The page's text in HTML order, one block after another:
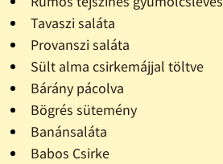
Tavaszi saláta
Provanszi saláta
Sült alma csirkemájjal töltve
Bárány pácolva
Bögrés sütemény
Banánsaláta
Babos Csirke